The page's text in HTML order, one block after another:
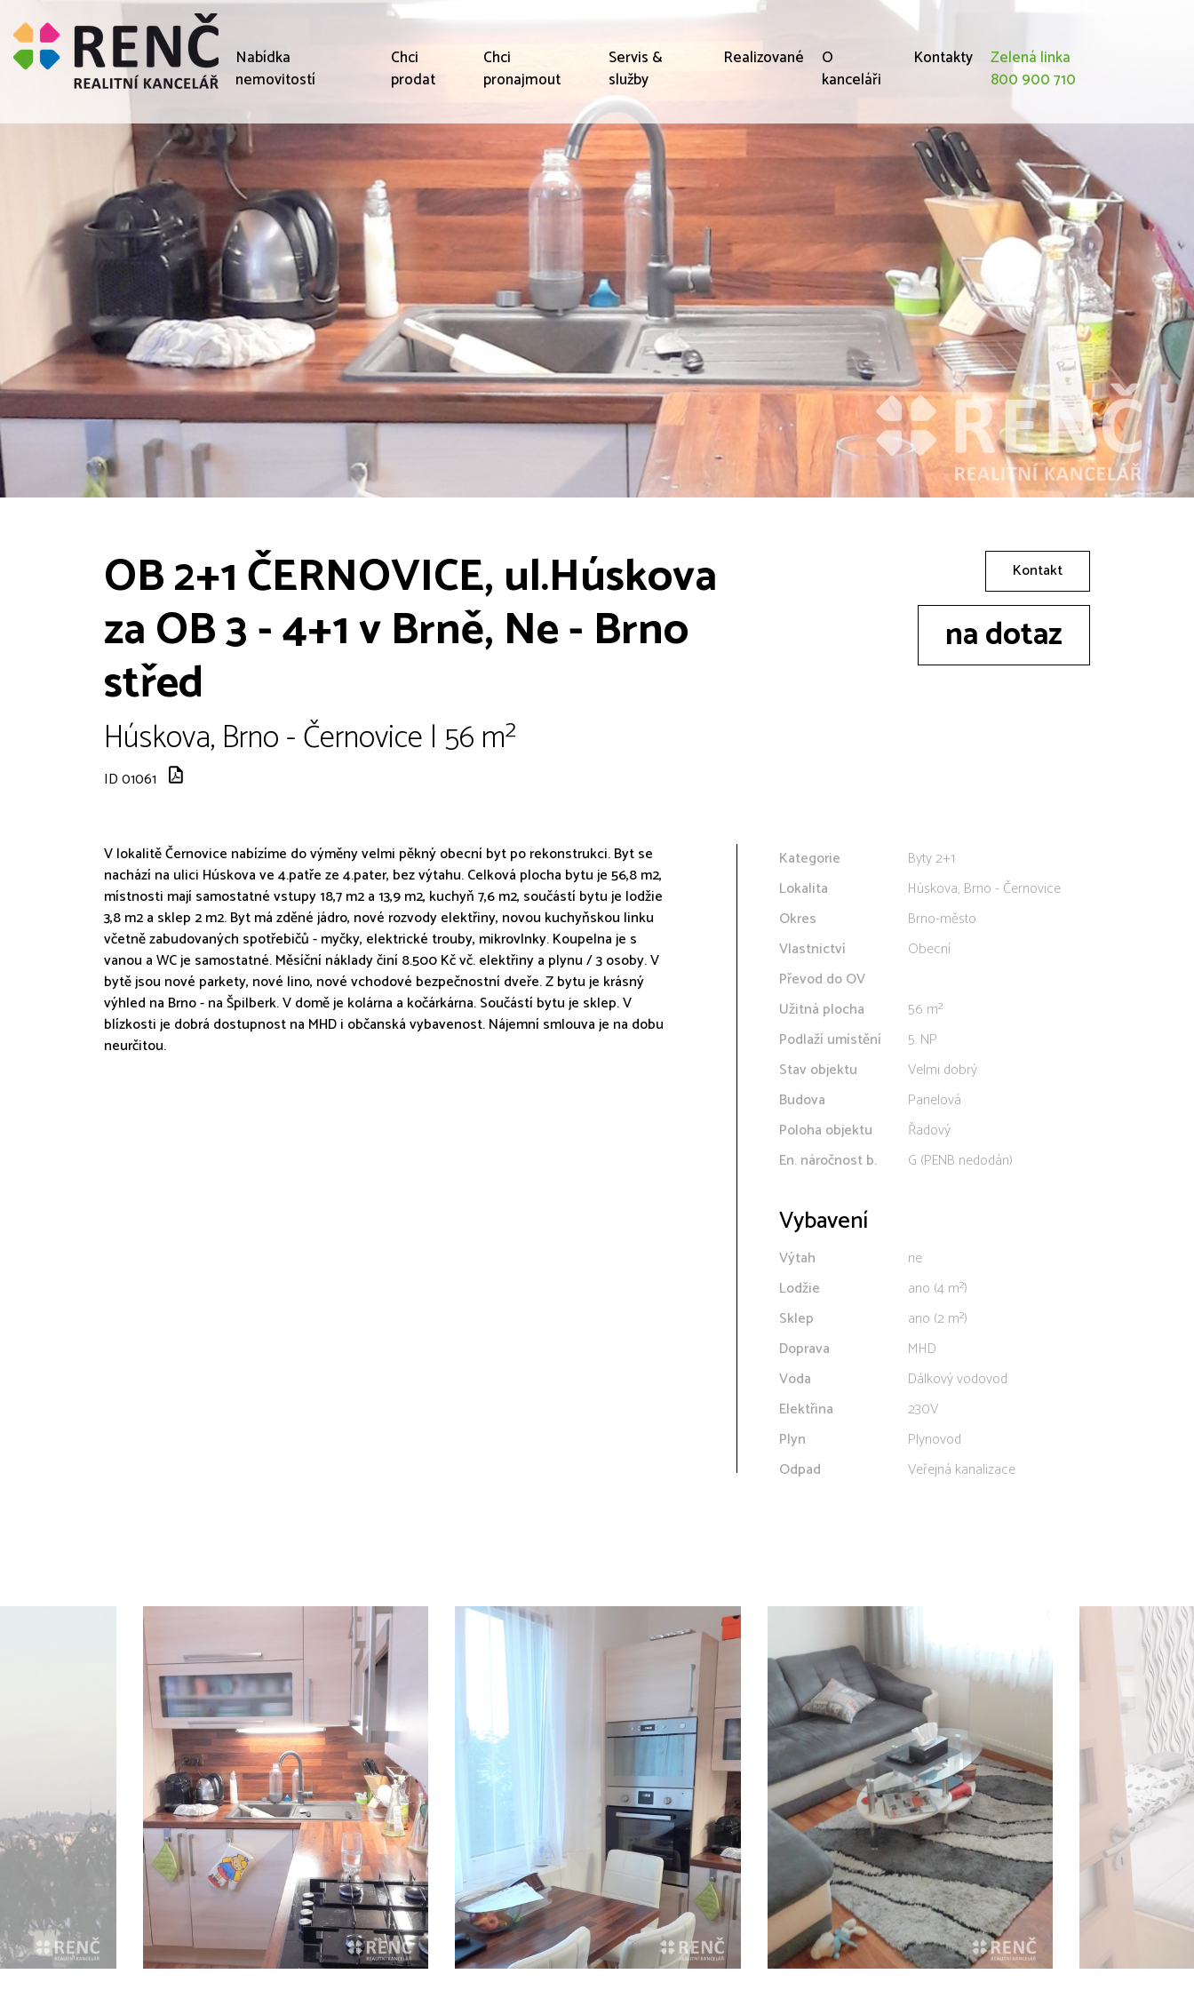
Nabídka
nemovitostí
Chci
prodat
Chci
pronajmout
Servis &
služby
Realizované
O
kanceláři
Kontakty
Zelená linka
800 900 710
OB 2+1 ČERNOVICE, ul.Húskova
za OB 3 - 4+1 v Brně, Ne - Brno
střed
Húskova, Brno - Černovice | 56 m²
ID 01061
Kontakt
na dotaz
V lokalitě Černovice nabízíme do výměny velmi pěkný obecní byt po rekonstrukci. Byt se
nachází na ulici Húskova ve 4.patře ze 4.pater, bez výtahu. Celková plocha bytu je 56,8 m2,
místnosti mají samostatné vstupy 18,7 m2 a 13,9 m2, kuchyň 7,6 m2, součástí bytu je lodžie
3,8 m2 a sklep 2 m2. Byt má zděné jádro, nové rozvody elektřiny, novou kuchyňskou linku
včetně zabudovaných spotřebičů - myčky, elektrické trouby, mikrovlnky. Koupelna je s
vanou a WC je samostatné. Měsíční náklady činí 8.500 Kč vč. elektřiny a plynu / 3 osoby. V
bytě jsou nové parkety, nové lino, nové vchodové bezpečnostní dveře. Z bytu je krásný
výhled na Brno - na Špilberk. V domě je kolárna a kočárkárna. Součástí bytu je sklep. V
blízkosti je dobrá dostupnost na MHD i občanská vybavenost. Nájemní smlouva je na dobu
neurčitou.
Kategorie
Byty 2+1
Lokalita
Húskova, Brno - Černovice
Okres
Brno-město
Vlastnictví
Obecní
Převod do OV
Užitná plocha
56 m²
Podlaží umístění
5. NP
Stav objektu
Velmi dobrý
Budova
Panelová
Poloha objektu
Řadový
En. náročnost b.
G (PENB nedodán)
Vybavení
Výtah
ne
Lodžie
ano (4 m²)
Sklep
ano (2 m²)
Doprava
MHD
Voda
Dálkový vodovod
Elektřina
230V
Plyn
Plynovod
Odpad
Veřejná kanalizace